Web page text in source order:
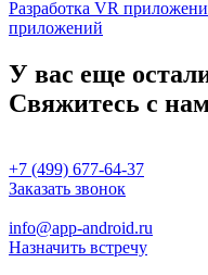
Разработка VR
приложений
У вас еще
Свяжитесь с
+7 (499) 677-64-37
Заказать звонок
info@app-android.ru
Назначить встречу